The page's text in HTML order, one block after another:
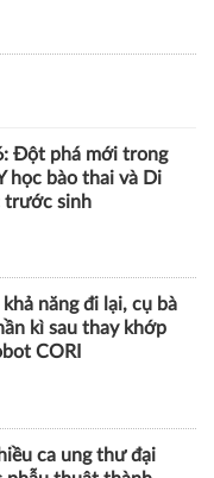
Đột phá mới trong
học bào thai và Di
sinh
năng đi lại, cụ bà